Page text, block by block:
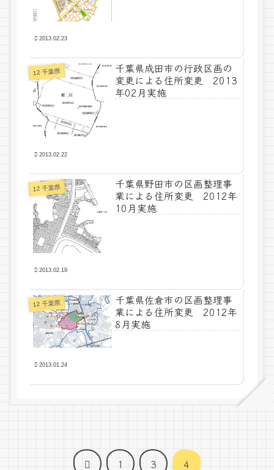
2013.02.23
12 千葉県
千葉県成田市の行政区画の
変更による住所変更 2013
年02月実施
2013.02.22
12 千葉県
千葉県野田市の区画整理事
業による住所変更 2012年
10月実施
2013.02.19
12 千葉県
千葉県佐倉市の区画整理事
業による住所変更 2012年
8月実施
2013.01.24
前 1 3 4